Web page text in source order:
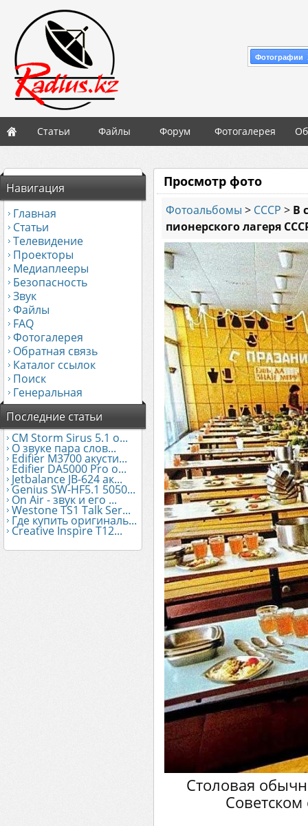
Фотографии
Статьи Файлы Форум Фотогалерея
Навигация
Главная
Статьи
Телевидение
Проекторы
Медиаплееры
Безопасность
Звук
Файлы
FAQ
Фотогалерея
Обратная связь
Каталог ссылок
Поиск
Генеральная
Последние статьи
CM Storm Sirus 5.1 о...
О звуке пара слов...
Edifier М3700 акусти...
Edifier DA5000 Pro о...
Jetbalance JB-624 ак...
Genius SW-HF5.1 5050...
On Air - звук и его ...
Westone TS1 Talk Ser...
Где купить оригиналь...
Creative Inspire T12...
Просмотр фото
Фотоальбомы > СССР > В
пионерского лагеря
Столовая